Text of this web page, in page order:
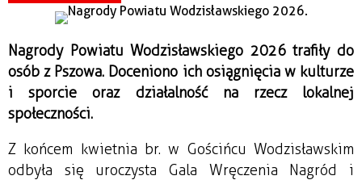
Nagrody Powiatu Wodzisławskiego 2026 trafiły do
osób z Pszowa. Doceniono ich osiągnięcia w kulturze
i sporcie oraz działalność na rzecz lokalnej
społeczności.
Z końcem kwietnia br. w Gościńcu Wodzisławskim
odbyła się uroczysta Gala Wręczenia Nagród i